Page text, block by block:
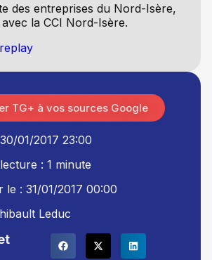
des entreprises du Nord-Isère,
la CCI Nord-Isère.
replay
30/01/2017 23:00
: 1 minute
le : 31/01/2017 00:00
Leduc
TG+ à vos sources Google